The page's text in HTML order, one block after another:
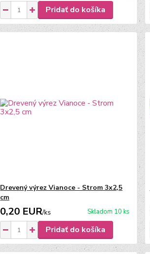
Pridať do košíka
Drevený výrez Vianoce - Strom 3x2,5
cm
0,20 EUR/ks Skladom 10 ks
Pridať do košíka